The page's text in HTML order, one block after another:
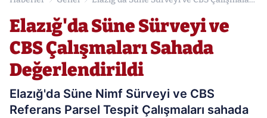
Elazığ'da Süne Sürveyi ve
CBS Çalışmaları Sahada
Değerlendirildi
Elazığ'da Süne Nimf Sürveyi ve CBS
Referans Parsel Tespit Çalışmaları sahada